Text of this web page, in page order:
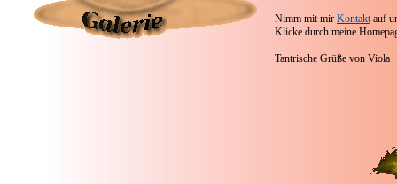
Nimm mit mir Kontaktauf
Klicke durch meine
Tantrische Grüße von Viola